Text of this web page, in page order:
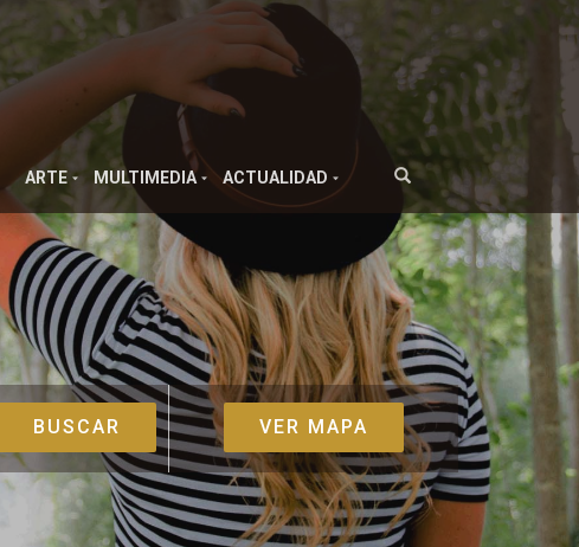
ARTE MULTIMEDIA ACTUALIDAD
VER MAPA